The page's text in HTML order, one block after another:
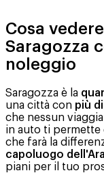
Cosa
Saragozza
noleggio
Saragozza è la
una città con più
che nessun
in auto ti permette
che farà la
capoluogo
piani per il tuo